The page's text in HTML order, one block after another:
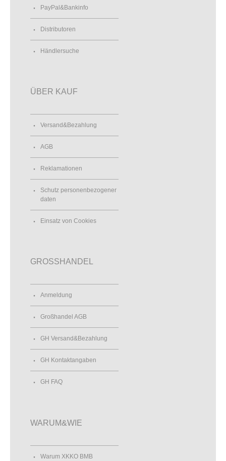
PayPal&Bankinfo
Distributoren
Händlersuche
ÜBER KAUF
Versand&Bezahlung
AGB
Reklamationen
Schutz personenbezogener
daten
Einsatz von Cookies
GROSSHANDEL
Anmeldung
Großhandel AGB
GH Versand&Bezahlung
GH Kontaktangaben
GH FAQ
WARUM&WIE
Warum XKKO BMB